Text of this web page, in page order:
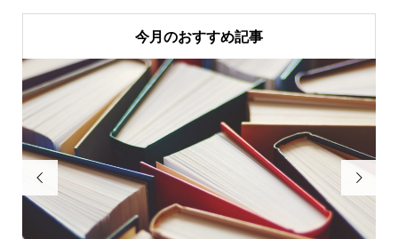
今月のおすすめ記事
 